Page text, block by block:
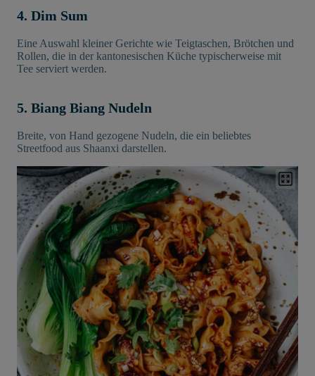
4. Dim Sum
Eine Auswahl kleiner Gerichte wie Teigtaschen, Brötchen und
Rollen, die in der kantonesischen Küche typischerweise mit
Tee serviert werden.
5. Biang Biang Nudeln
Breite, von Hand gezogene Nudeln, die ein beliebtes
Streetfood aus Shaanxi darstellen.